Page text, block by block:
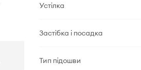
Устілка
Застібка і посадка
Тип підошви